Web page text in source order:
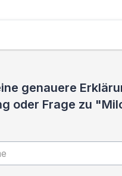
genauere
oder Frage zu